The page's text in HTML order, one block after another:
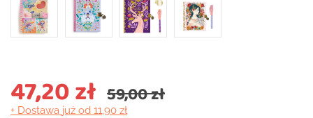
59,00 zł
47,20 zł
+ Dostawa już od 11,90 zł